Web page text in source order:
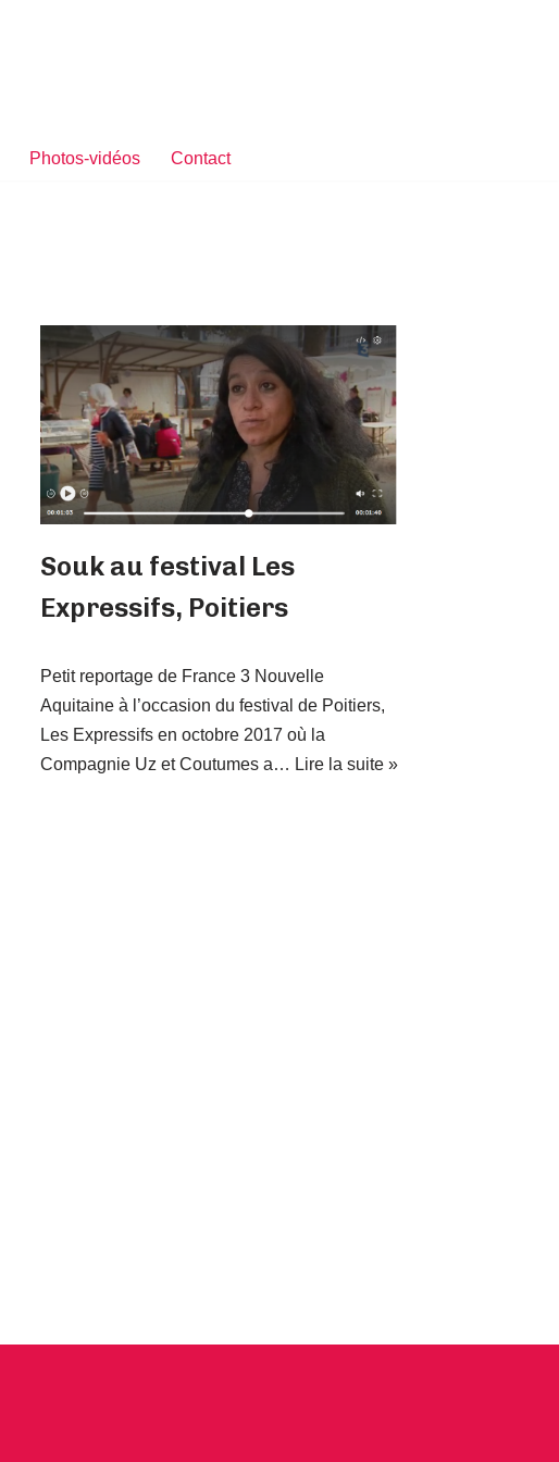
Photos-vidéos Contact
Souk au festival Les
Expressifs, Poitiers
Petit reportage de France 3 Nouvelle
Aquitaine à l’occasion du festival de Poitiers,
Les Expressifs en octobre 2017 où la
Compagnie Uz et Coutumes a… Lire la suite »